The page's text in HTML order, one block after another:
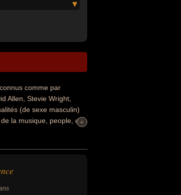
comme par
Allen, Stevie Wright,
(de sexe masculin)
la musique, people, du
leurs nationalités
+
+